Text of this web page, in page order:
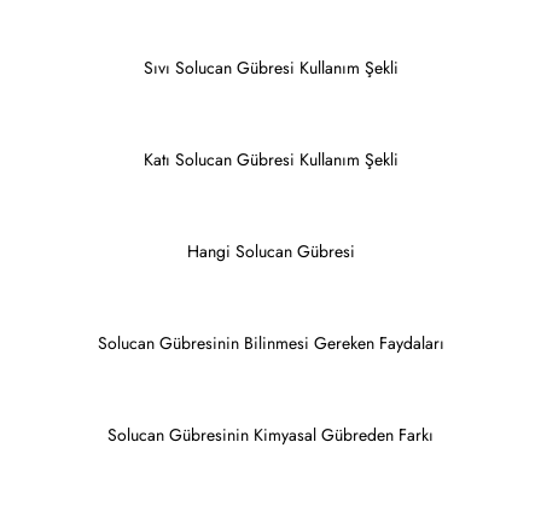
Sıvı Solucan Gübresi Kullanım Şekli
Katı Solucan Gübresi Kullanım Şekli
Hangi Solucan Gübresi
Solucan Gübresinin Bilinmesi Gereken Faydaları
Solucan Gübresinin Kimyasal Gübreden Farkı